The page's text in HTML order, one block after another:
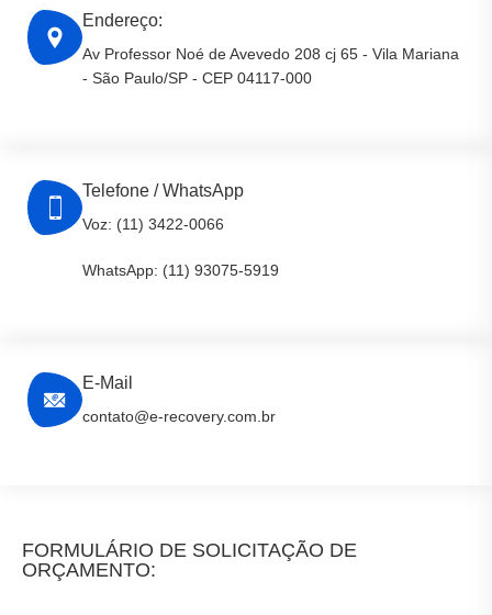
Endereço:
Av Professor Noé de Avevedo 208 cj 65 - Vila Mariana
- São Paulo/SP - CEP 04117-000
Telefone / WhatsApp
Voz: (11) 3422-0066
WhatsApp: (11) 93075-5919
E-Mail
contato@e-recovery.com.br
FORMULÁRIO DE SOLICITAÇÃO DE
ORÇAMENTO: